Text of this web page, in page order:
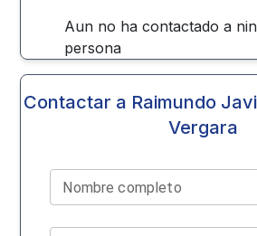
Aun no ha contactado a
persona
Contactar a Raimundo
Vergara
Nombre completo